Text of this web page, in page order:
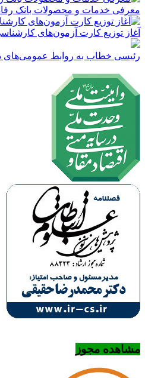
معرفی خدمات و محصولات بانک رفاه
آغاز توزیع کارت آزمون‌های
رئیسی خطاب به روابط عمومی‌های
مشاهده مجوز